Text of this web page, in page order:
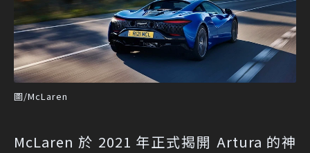
圖/McLaren
McLaren 於 2021 年正式揭開 Artura 的神